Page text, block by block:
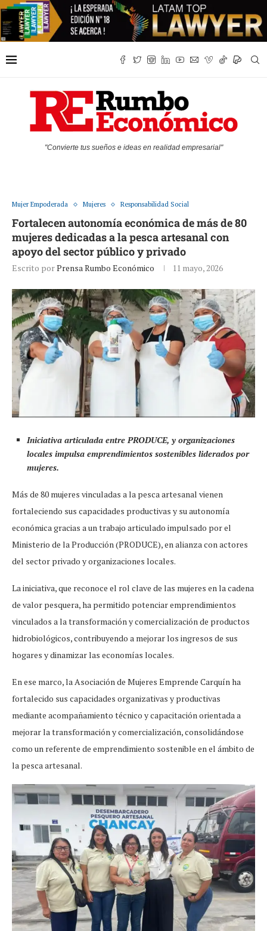
"Convierte tus sueños e ideas en realidad empresarial"
Mujer Empoderada Mujeres Responsabilidad Social
Fortalecen autonomía económica de más de 80
mujeres dedicadas a la pesca artesanal con
apoyo del sector público y privado
Escrito porPrensa Rumbo Económico 11 mayo, 2026
Iniciativa articulada entre PRODUCE, y organizaciones
locales impulsa emprendimientos sostenibles liderados por
mujeres.
Más de 80 mujeres vinculadas a la pesca artesanal vienen
fortaleciendo sus capacidades productivas y su autonomía
económica gracias a un trabajo articulado impulsado por el
Ministerio de la Producción (PRODUCE), en alianza con actores
del sector privado y organizaciones locales.
La iniciativa, que reconoce el rol clave de las mujeres en la cadena
de valor pesquera, ha permitido potenciar emprendimientos
vinculados a la transformación y comercialización de productos
hidrobiológicos, contribuyendo a mejorar los ingresos de sus
hogares y dinamizar las economías locales.
En ese marco, la Asociación de Mujeres Emprende Carquín ha
fortalecido sus capacidades organizativas y productivas
mediante acompañamiento técnico y capacitación orientada a
mejorar la transformación y comercialización, consolidándose
como un referente de emprendimiento sostenible en el ámbito de
la pesca artesanal.